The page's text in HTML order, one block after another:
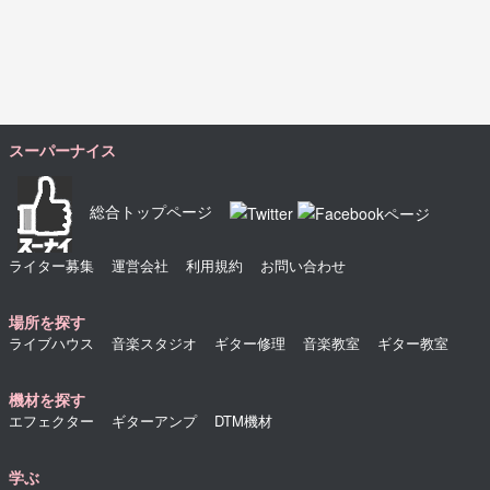
スーパーナイス
総合トップページ
ライター募集 運営会社 利用規約 お問い合わせ
場所を探す
ライブハウス 音楽スタジオ ギター修理 音楽教室 ギター教室
機材を探す
エフェクター ギターアンプ DTM機材
学ぶ